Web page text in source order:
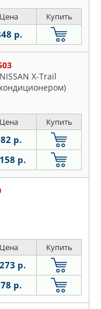
Цена Купить
р.
X-Trail
Цена Купить
р.
р.
Цена Купить
р.
р.